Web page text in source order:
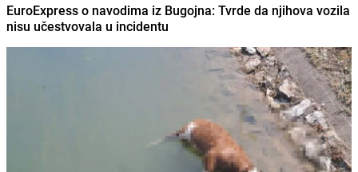
EuroExpress o navodima iz Bugojna: Tvrde da njihova vozila
nisu učestvovala u incidentu